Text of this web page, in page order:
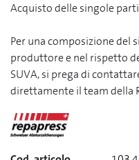
Acquisto delle singole
Per una composizione del
produttore e nel rispetto
SUVA, si prega di
direttamente il team della